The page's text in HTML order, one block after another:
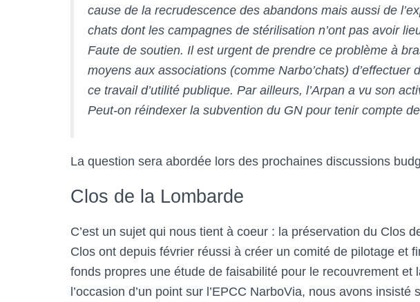
cause de la recrudescence des abandons mais aussi de
chats dont les campagnes de stérilisation n’ont pas avoir
Faute de soutien. Il est urgent de prendre ce problème à
moyens aux associations (comme Narbo’chats) d’effectuer
ce travail d’utilité publique. Par ailleurs, l’Arpan a vu son
Peut-on réindexer la subvention du GN pour tenir compte
La question sera abordée lors des prochaines discussions
Clos de la Lombarde
C’est un sujet qui nous tient à coeur : la préservation du Clos
Clos ont depuis février réussi à créer un comité de pilotage et
fonds propres une étude de faisabilité pour le recouvrement et
l’occasion d’un point sur l’EPCC NarboVia, nous avons